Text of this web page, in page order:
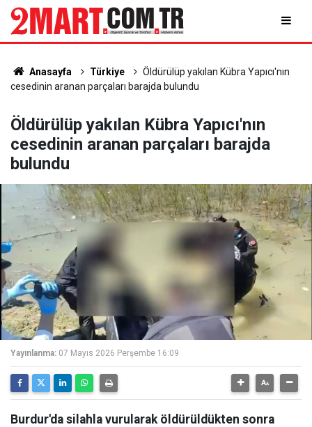
Anasayfa Türkiye
Öldürülüp yakılan Kübra Yapıcı'nın
cesedinin aranan parçaları barajda bulundu
Öldürülüp yakılan Kübra Yapıcı'nın
cesedinin aranan parçaları barajda
bulundu
Yayınlanma: 07 Mayıs 2026 Perşembe 16:09
Burdur'da silahla vurularak öldürüldükten sonra